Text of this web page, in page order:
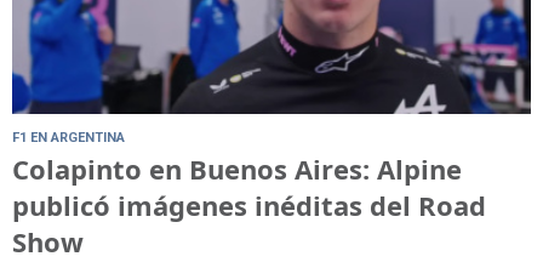
F1 EN ARGENTINA
Colapinto en Buenos Aires: Alpine
publicó imágenes inéditas del Road
Show